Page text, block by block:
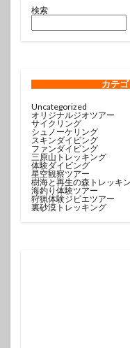
検索
カテ
Uncategorized
オリジナルジオツアー
サイクリング
シュノーケリング
スキンダイビング
ファンダイビング
三原山トレッキング
体験ダイビング
星空観察ツアー
樹海と再生の森トレッキ
海釣り体験ツアー
狩猟体験ジビエツアー
裏砂漠トレッキング